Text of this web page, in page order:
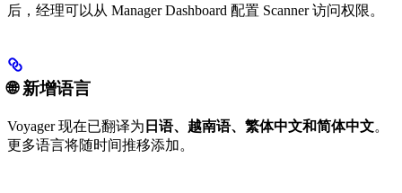
后，经理可以从 Manager Dashboard 配置 Scanner 访问权限。
🌐 新增语言
Voyager 现在已翻译为 日语、越南语、繁体中文和简体中文。
更多语言将随时间推移添加。